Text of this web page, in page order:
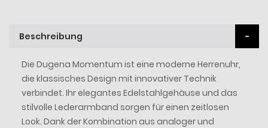
Beschreibung
Die Dugena Momentum ist eine moderne Herrenuhr,
die klassisches Design mit innovativer Technik
verbindet. Ihr elegantes Edelstahlgehäuse und das
stilvolle Lederarmband sorgen für einen zeitlosen
Look. Dank der Kombination aus analoger und